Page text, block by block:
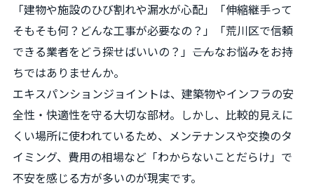
「建物や施設のひび割れや漏水が心配」「伸縮継手って
そもそも何？どんな工事が必要なの？」「荒川区で信頼
できる業者をどう探せばいいの？」――こんなお悩みをお持
ちではありませんか。
エキスパンションジョイントは、建築物やインフラの安
全性・快適性を守る大切な部材。しかし、比較的見えに
くい場所に使われているため、メンテナンスや交換のタ
イミング、費用の相場など「わからないことだらけ」で
不安を感じる方が多いのが現実です。